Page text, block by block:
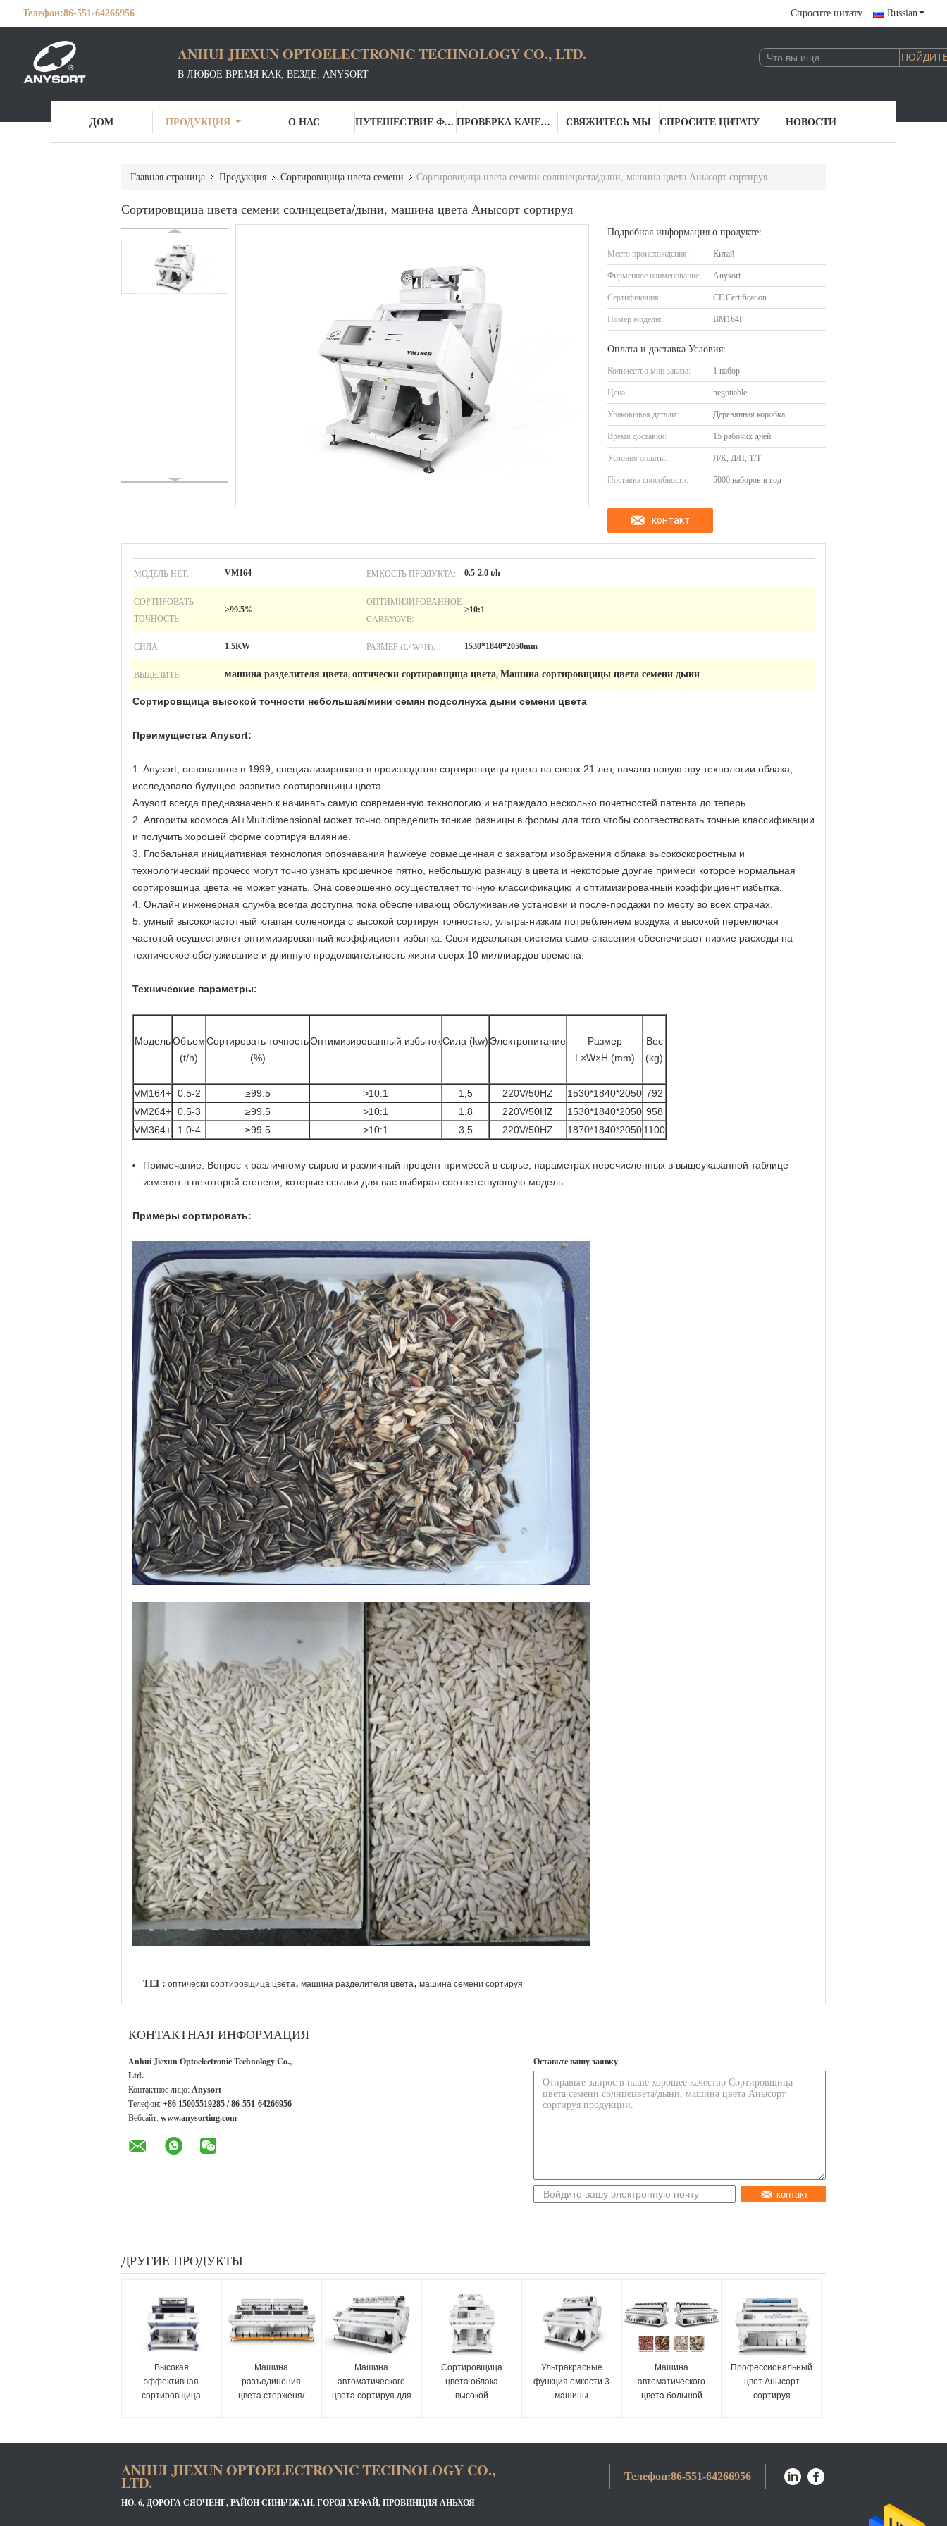
Телефон:86-551-64266956 Спросите цитату Russian
ANHUI JIEXUN OPTOELECTRONIC TECHNOLOGY CO., LTD.
В ЛЮБОЕ ВРЕМЯ КАК, ВЕЗДЕ, ANYSORT
ДОМ ПРОДУКЦИЯ О НАС ПУТЕШЕСТВИЕ ФАБРИКИ ПРОВЕРКА КАЧЕСТВА СВЯЖИТЕСЬ МЫ СПРОСИТЕ ЦИТАТУ НОВОСТИ
Главная страница Продукция Сортировщица цвета семени Сортировщица цвета семени солнцецвета/дыни, машина цвета Анысорт сортируя
Сортировщица цвета семени солнцецвета/дыни, машина цвета Анысорт сортируя
Подробная информация о продукте:
Место происхождения: Китай
Фирменное наименование: Anysort
Сертификация: CE Certification
Номер модели: ВМ164Р
Оплата и доставка Условия:
Количество мин заказа: 1 набор
Цена: negotiable
Упаковывая детали: Деревянная коробка
Время доставки: 15 рабочих дней
Условия оплаты: Л/К, Д/П, Т/Т
Поставка способности: 5000 наборов в год
контакт
МОДЕЛЬ НЕТ.: VM164 ЕМКОСТЬ ПРОДУКТА: 0.5-2.0 t/h
СОРТИРОВАТЬ
ТОЧНОСТЬ:
≥99.5%
ОПТИМИЗИРОВАННОЕ
CARRYOVE:
>10:1
СИЛА: 1.5KW РАЗМЕР (L*W*H): 1530*1840*2050mm
ВЫДЕЛИТЬ: машина разделителя цвета, оптически сортировщица цвета, Машина сортировщицы цвета семени дыни
Сортировщица высокой точности небольшая/мини семян подсолнуха дыни семени цвета
Преимущества Anysort:
1. Anysort, основанное в 1999, специализировано в производстве сортировщицы цвета на сверх 21 лет, начало новую эру технологии облака,
исследовало будущее развитие сортировщицы цвета.
Anysort всегда предназначено к начинать самую современную технологию и награждало несколько почетностей патента до теперь.
2. Алгоритм космоса AI+Multidimensional может точно определить тонкие разницы в формы для того чтобы соотвествовать точные классификации
и получить хорошей форме сортируя влияние.
3. Глобальная инициативная технология опознавания hawkeye совмещенная с захватом изображения облака высокоскоростным и
технологический прочесс могут точно узнать крошечное пятно, небольшую разницу в цвета и некоторые другие примеси которое нормальная
сортировщица цвета не может узнать. Она совершенно осуществляет точную классификацию и оптимизированный коэффициент избытка.
4. Онлайн инженерная служба всегда доступна пока обеспечивающ обслуживание установки и после-продажи по месту во всех странах.
5. умный высокочастотный клапан соленоида с высокой сортируя точностью, ультра-низким потреблением воздуха и высокой переключая
частотой осуществляет оптимизированный коэффициент избытка. Своя идеальная система само-спасения обеспечивает низкие расходы на
техническое обслуживание и длинную продолжительность жизни сверх 10 миллиардов времена.
Технические параметры:
МодельОбъем
(t/h)
Сортировать точность
(%)
Оптимизированный избытокСила (kw) Электропитание
Размер
L×W×H (mm)
Вес
(kg)
VM164+ 0.5-2 ≥99.5 >10:1 1,5 220V/50HZ 1530*1840*2050 792
VM264+ 0.5-3 ≥99.5 >10:1 1,8 220V/50HZ 1530*1840*2050 958
VM364+
1.0-4 ≥99.5 >10:1 3,5 220V/50HZ 1870*1840*20501100
Примечание: Вопрос к различному сырью и различный процент примесей в сырье, параметрах перечисленных в вышеуказанной таблице
изменят в некоторой степени, которые ссылки для вас выбирая соответствующую модель.
Примеры сортировать:
ТЕГ: оптически сортировщица цвета, машина разделителя цвета, машина семени сортируя
КОНТАКТНАЯ ИНФОРМАЦИЯ
Anhui Jiexun Optoelectronic Technology Co.,
Ltd.
Контактное лицо: Anysort
Телефон: +86 15005519285 / 86-551-64266956
Вебсайт: www.anysorting.com
Оставьте вашу заявку
контакт
ДРУГИЕ ПРОДУКТЫ
Высокая
эффективная
сортировщица
Машина
разъединения
цвета стерженя/
Машина
автоматического
цвета сортируя для
Сортировщица
цвета облака
высокой
Ультракрасные
функция емкости 3
машины
Машина
автоматического
цвета большой
Профессиональный
цвет Анысорт
сортируя
ANHUI JIEXUN OPTOELECTRONIC TECHNOLOGY CO.,
LTD.
НО. 6, ДОРОГА СЯОЧЕНГ, РАЙОН СИНЬЧЖАН, ГОРОД ХЕФАЙ, ПРОВИНЦИЯ АНЬХОЯ
Телефон:86-551-64266956